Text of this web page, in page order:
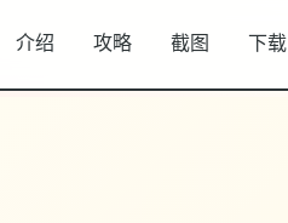
介绍 攻略 截图 下载